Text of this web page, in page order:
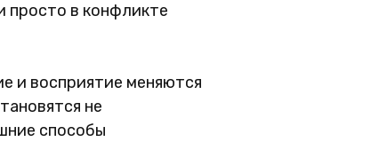
просто в конфликте
и восприятие меняются
не
способы